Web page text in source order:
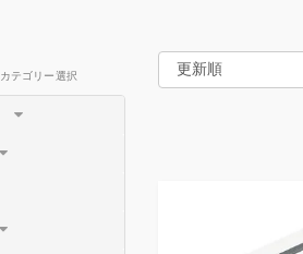
カテゴリー選択